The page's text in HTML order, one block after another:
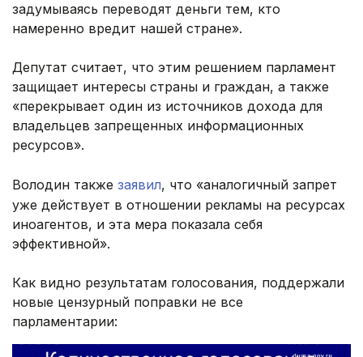
задумываясь переводят деньги тем, кто
намеренно вредит нашей стране».
Депутат считает, что этим решением парламент
защищает интересы страны и граждан, а также
«перекрывает один из источников дохода для
владельцев запрещенных информационных
ресурсов».
Володин также заявил, что «аналогичный запрет
уже действует в отношении рекламы на ресурсах
иноагентов, и эта мера показала себя
эффективной».
Как видно результатам голосования, поддержали
новые цензурный поправки не все
парламентарии: